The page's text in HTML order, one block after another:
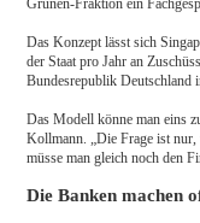
Grünen-Fraktion ein
Das Konzept lässt sich
der Staat pro Jahr an
Bundesrepublik Deutschland
Das Modell könne man eins
Kollmann. „Die Frage ist
müsse man gleich noch den
Die Banken machen